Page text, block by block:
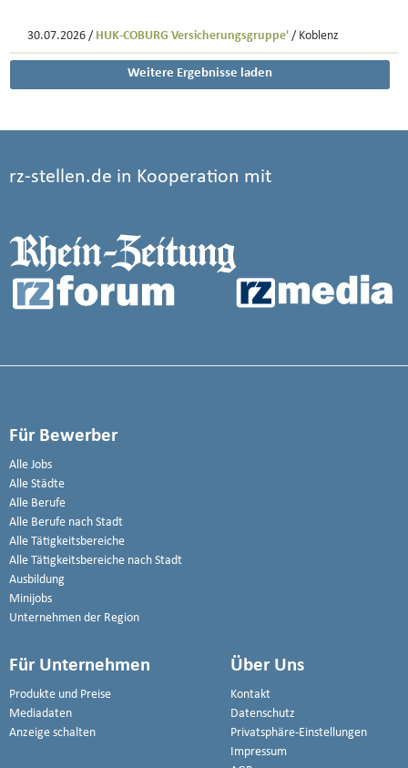
30.07.2026 / HUK-COBURG Versicherungsgruppe' / Koblenz
Weitere Ergebnisse laden
rz-stellen.de in Kooperation mit
Für Bewerber
Alle Jobs
Alle Städte
Alle Berufe
Alle Berufe nach Stadt
Alle Tätigkeitsbereiche
Alle Tätigkeitsbereiche nach Stadt
Ausbildung
Minijobs
Unternehmen der Region
Für Unternehmen
Produkte und Preise
Mediadaten
Anzeige schalten
Über Uns
Kontakt
Datenschutz
Privatsphäre-Einstellungen
Impressum